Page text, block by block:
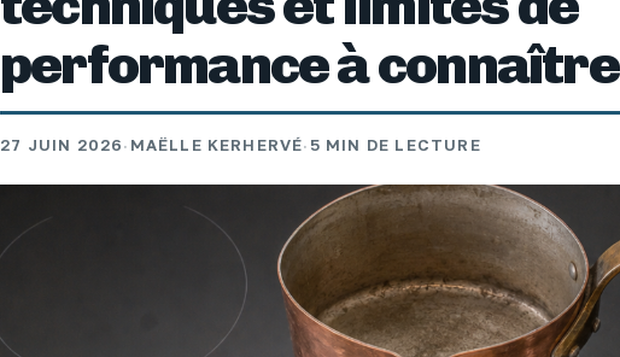
performance à connaître
27 JUIN 2026· MAËLLE KERHERVÉ· 5 MIN DE LECTURE